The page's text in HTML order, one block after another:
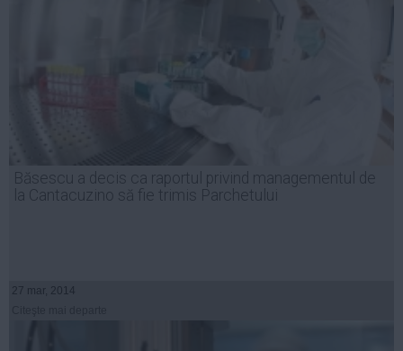
Băsescu a decis ca raportul privind managementul de
la Cantacuzino să fie trimis Parchetului
27 mar, 2014